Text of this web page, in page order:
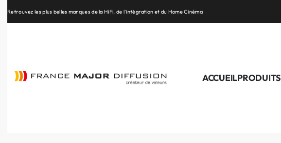
Retrouvez les plus belles marques de la HiFi, de l’intégration et du Home Cinéma
ACCUEILPRODUITS